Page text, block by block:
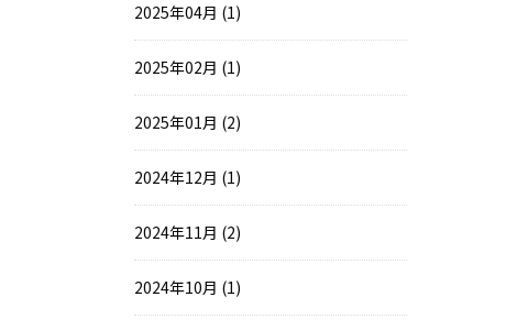
2025年04月 (1)
2025年02月 (1)
2025年01月 (2)
2024年12月 (1)
2024年11月 (2)
2024年10月 (1)